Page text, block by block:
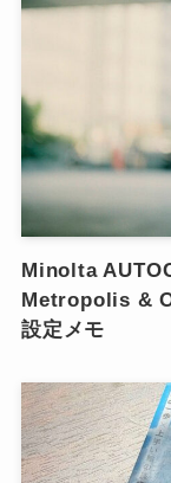
Minolta
Metropolis &
設定メモ